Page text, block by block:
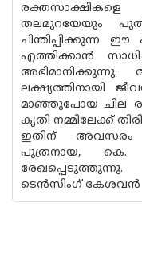
തലമുറയേയും
ചിന്തിപ്പിക്കുന്ന
എത്തിക്കാൻ
ലക്ഷ്യത്തിനായി
മാഞ്ഞുപോയ ചില
കൃതി നമ്മിലേക്ക്
ഇതിന് അവസരം
പുത്രനായ, കെ.
രേഖപ്പെടുത്തുന്നു.
ടെൻസിംഗ് കേശവൻ